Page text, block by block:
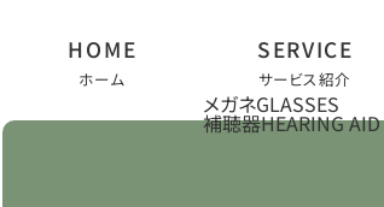
ホーム サービス紹介
メガネ
補聴器